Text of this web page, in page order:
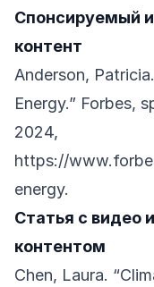
Спонсируемый
контент
Anderson,
Energy.” Forbes,
2024,
https://
energy.
Статья с видео
контентом
Chen, Laura.